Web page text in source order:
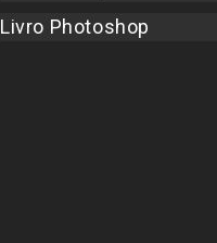
Livro Photoshop